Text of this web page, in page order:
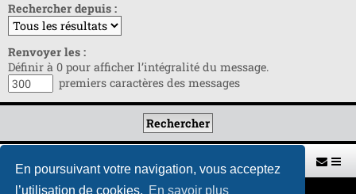
En poursuivant votre navigation, vous acceptez
l’utilisation de cookies. En savoir plus
Rechercher depuis :
Renvoyer les :
Définir à 0 pour afficher l’intégralité du message.
premiers caractères des messages
Retour vers le site U.A.G.R. Index du forum